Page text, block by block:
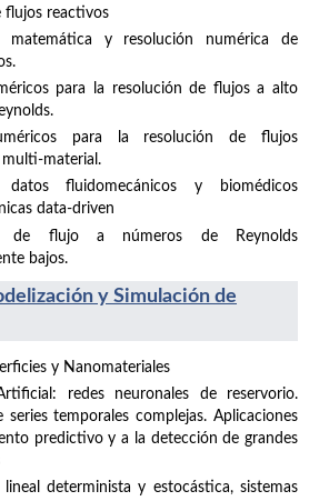
flujos reactivos
matemática y resolución numérica de
para la resolución de flujos a alto
para la resolución de flujos
material.
fluidomecánicos y biomédicos
data-driven
de flujo a números de Reynolds
bajos.
y Simulación de
y Nanomateriales
redes neuronales de reservorio.
series temporales complejas. Aplicaciones
predictivo y a la detección de grandes
determinista y estocástica, sistemas